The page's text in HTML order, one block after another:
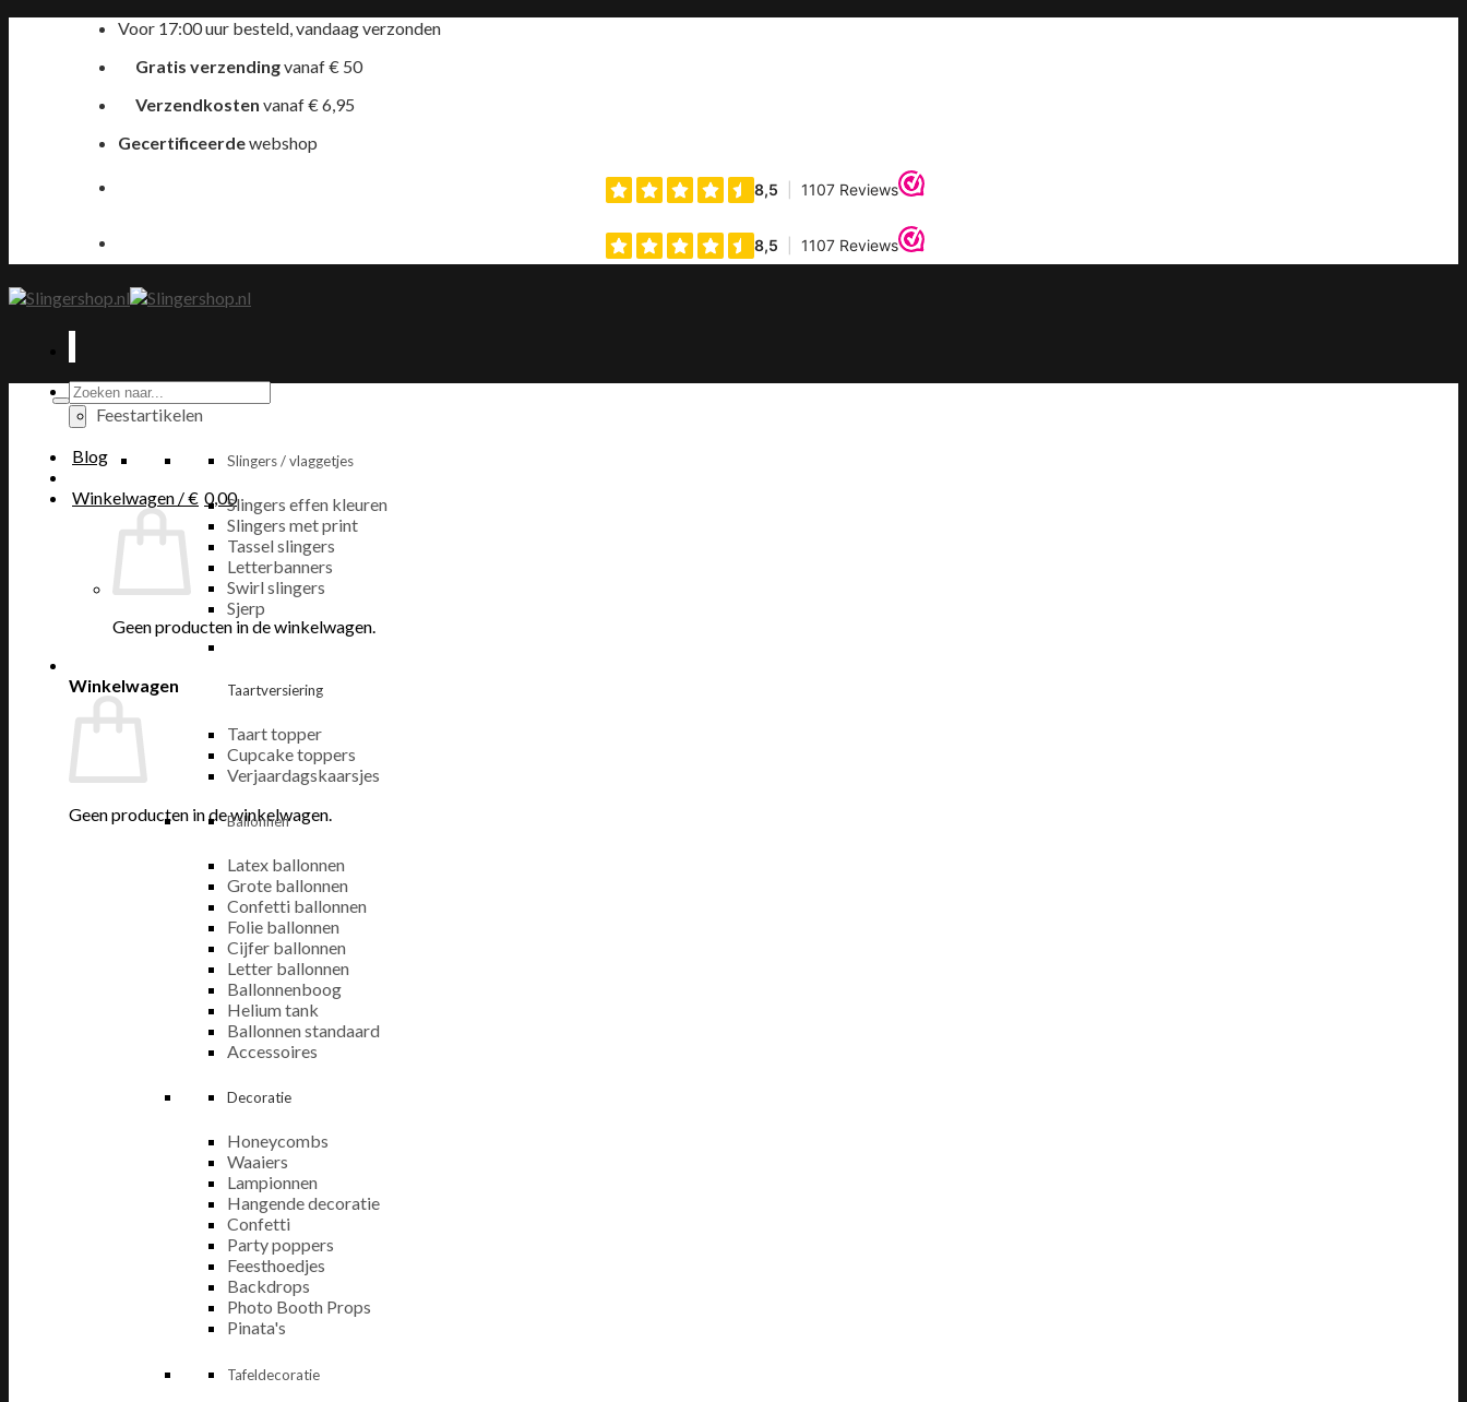
Voor 17:00 uur besteld, vandaag verzonden
Gratis verzendingvanaf € 50
Verzendkosten vanaf € 6,95
Gecertificeerdewebshop
Producten
zoeken
Blog
Winkelwagen /€ 0,00
Geen producten in de winkelwagen.
Winkelwagen
Geen producten in de winkelwagen.
Feestartikelen
Slingers / vlaggetjes
Slingers effen kleuren
Slingers met print
Tassel slingers
Letterbanners
Swirl slingers
Sjerp
Taartversiering
Taart topper
Cupcake toppers
Verjaardagskaarsjes
Ballonnen
Latex ballonnen
Grote ballonnen
Confetti ballonnen
Folie ballonnen
Cijfer ballonnen
Letter ballonnen
Ballonnenboog
Helium tank
Ballonnen standaard
Accessoires
Decoratie
Honeycombs
Waaiers
Lampionnen
Hangende decoratie
Confetti
Party poppers
Feesthoedjes
Backdrops
Photo Booth Props
Pinata's
Tafeldecoratie